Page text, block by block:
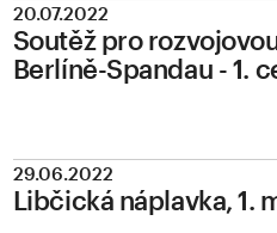
20.07.2022
Soutěž pro
Berlíně-Spandau - 1.
29.06.2022
Libčická náplavka, 1.